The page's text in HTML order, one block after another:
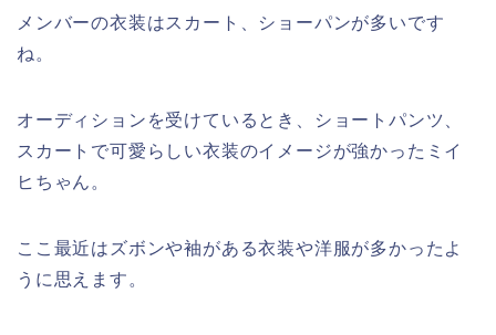
メンバーの衣装はスカート、ショーパンが多いです
ね。
オーディションを受けているとき、ショートパンツ、
スカートで可愛らしい衣装のイメージが強かったミイ
ヒちゃん。
ここ最近はズボンや袖がある衣装や洋服が多かったよ
うに思えます。